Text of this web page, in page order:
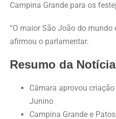
Campina Grande para os
“O maior São João do mundo
afirmou o parlamentar.
Resumo da Notícia
Câmara aprovou
Junino
Campina Grande e